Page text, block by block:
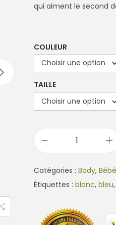
qui aiment le second
COULEUR
TAILLE
a
n
i
Catégories : Body, Bébé
Étiquettes : blanc, bleu,